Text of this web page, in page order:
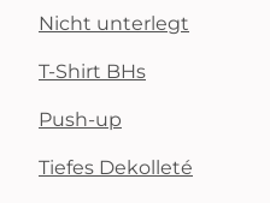
Nicht unterlegt
T-Shirt BHs
Push-up
Tiefes Dekolleté